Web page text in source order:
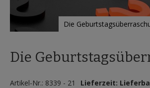
Die
der
Die
Artikel-Nr.: 8339 - 21
Lieferzeit: